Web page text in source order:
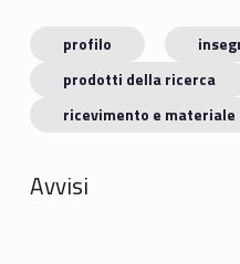
profilo
prodotti della ricerca
ricevimento e
Avvisi